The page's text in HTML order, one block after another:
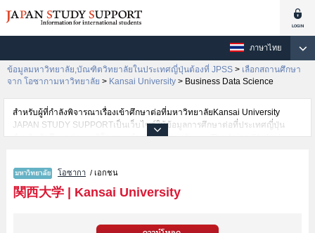
ภาษาไทย
ข้อมูลมหาวิทยาลัย,บัณฑิตวิทยาลัยในประเทศญี่ปุ่นต้องที่ JPSS > เลือกสถานศึกษา
จาก โอซากามหาวิทยาลัย > Kansai University > Business Data Science
สำหรับผู้ที่กำลังพิจารณาเรื่องเข้าศึกษาต่อที่มหาวิทยาลัยKansai University
JAPAN STUDY SUPPORTเป็นเว็บไซต์ให้ข้อมูลการศึกษาต่อที่ประเทศญี่ปุ่น
สำหรับนักศึกษาต่างชาติโดยการดำเนินงานร่วมกันของ The Asian Students
and Cultural Program Preparatory Course (Bekka)หรือคณะLettersหรือ
คณะLawหรือคณะEconomicsหรือคณะBusiness and Commerceหรือ
คณะSociologyหรือคณะPolicy StudiesหรือคณะHealth and Well-beingหรือ
คณะEngineering ScienceหรือคณะEnvironmental and Urban
โอซากา / เอกชน
関西大学| Kansai University